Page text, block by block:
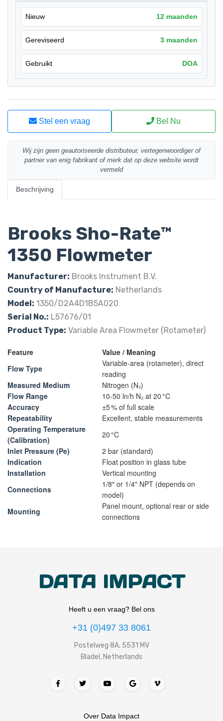
Nieuw 12 maanden
Gereviseerd 3 maanden
Gebruikt DOA
Stel een vraag Bel Nu
Wij zijn geen geautoriseerde distributeur, vertegenwoordiger of
partner van enig fabrikant of merk dat op deze website wordt
vermeld
Beschrijving
Brooks Sho-Rate™
1350 Flowmeter
Manufacturer: Brooks Instrument B.V.
Country of Manufacture: Netherlands
Model: 1350/D2A4D1B5A020
Serial No.: L57676/01
Product Type: Variable Area Flowmeter (Rotameter)
Feature
Value / Meaning
Flow Type
Variable-area (rotameter), direct
reading
Measured Medium
Nitrogen (N₂)
Flow Range
10-50 ln/h N₂ at 20 °C
Accuracy
±5 % of full scale
Repeatability
Excellent, stable measurements
Operating Temperature
(Calibration)
20 °C
Inlet Pressure (Pe)
2 bar (standard)
Indication
Float position in glass tube
Installation
Vertical mounting
Connections
1/8″ or 1/4″ NPT (depends on
model)
Mounting
Panel mount, optional rear or side
connections
DATA IMPACT
Heeft u een vraag? Bel ons
+31 (0)497 33 8061
Postelweg 8A, 5531 MV
Bladel, Netherlands
Over Data Impact